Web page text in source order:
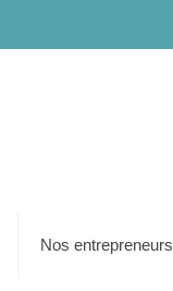
Nos entrepreneurs